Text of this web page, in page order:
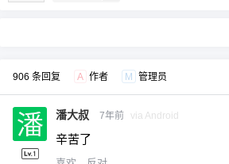
906 条回复 A 作者 M 管理员
潘大叔 7年前 via Android
辛苦了